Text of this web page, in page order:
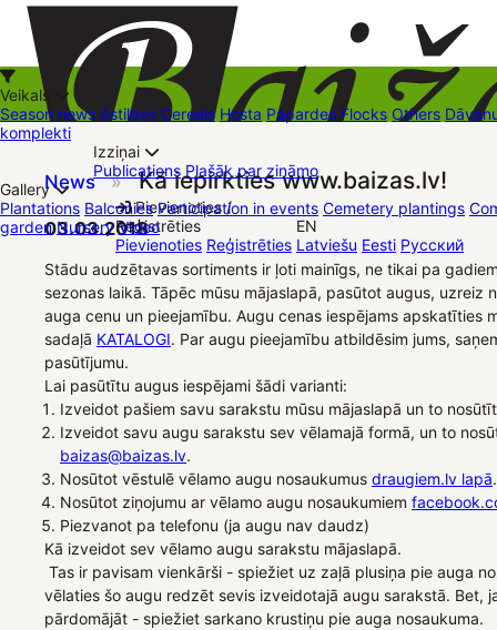
+37126545879 baizas@baizas.lv
Pievienoties /
Reģistrēties
Pievienoties Reģistrēties
EN
Latviešu Eesti Русский
Veikals
Season news Astilbes Cereals Hosta Papardes Flocks Others
komplekti
Kā iepirkties
Izziņai
Publications Plašāk par zināmo
Gallery
Plantations Balconies Participation in events Cemetery plantings
garden Nursery Video
Contacts Dāvanu kartes Augu komplekti
News » Kā iepirkties www.baizas.lv!
03.03.2018
Stādu audzētavas sortiments ir ļoti mainīgs, ne tikai pa
sezonas laikā. Tāpēc mūsu mājaslapā, pasūtot augus, uzreiz
auga cenu un pieejamību. Augu cenas iespējams apskatīties
sadaļā KATALOGI. Par augu pieejamību atbildēsim jums,
pasūtījumu.
Lai pasūtītu augus iespējami šādi varianti:
Izveidot pašiem savu sarakstu mūsu mājaslapā un to
Izveidot savu augu sarakstu sev vēlamajā formā, un to
baizas@baizas.lv.
Nosūtot vēstulē vēlamo augu nosaukumus draugiem.lv lapā.
Nosūtot ziņojumu ar vēlamo augu nosaukumiem
Piezvanot pa telefonu (ja augu nav daudz)
Kā izveidot sev vēlamo augu sarakstu mājaslapā.
Tas ir pavisam vienkārši - spiežiet uz zaļā plusiņa pie auga
vēlaties šo augu redzēt sevis izveidotajā augu sarakstā. Bet,
pārdomājāt - spiežiet sarkano krustiņu pie auga nosaukuma.